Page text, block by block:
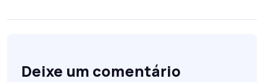
Deixe um comentário